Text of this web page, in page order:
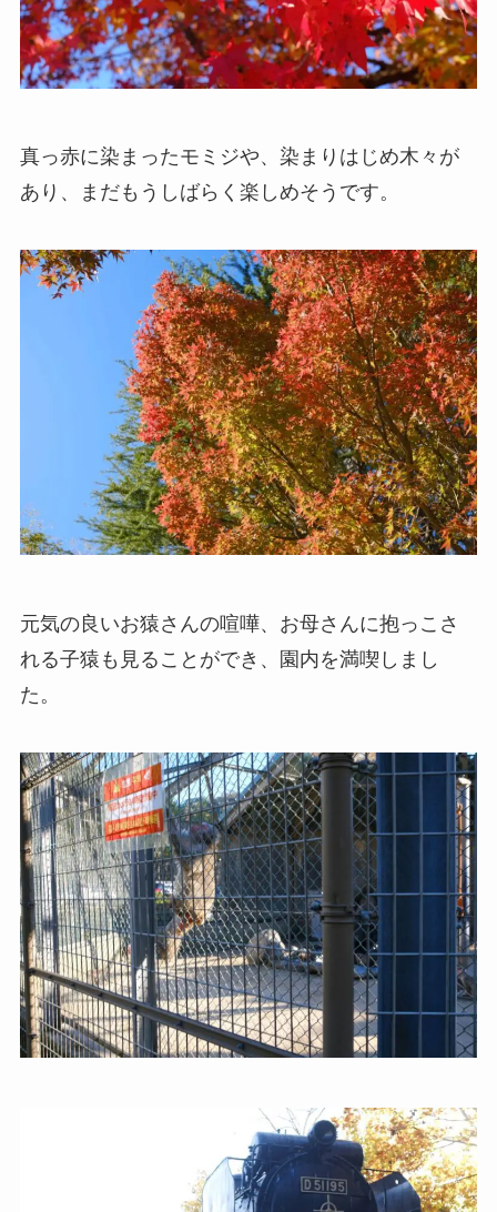
真っ赤に染まったモミジや、染まりはじめ木々が
あり、まだもうしばらく楽しめそうです。
元気の良いお猿さんの喧嘩、お母さんに抱っこさ
れる子猿も見ることができ、園内を満喫しまし
た。